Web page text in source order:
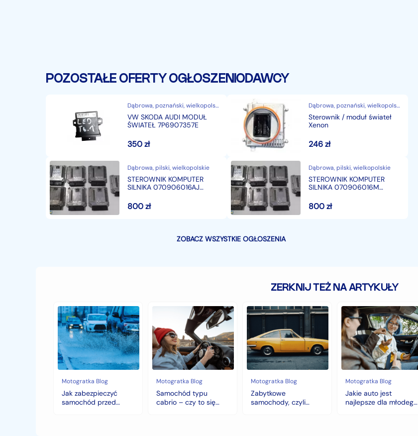
POZOSTAŁE OFERTY OGŁOSZENIODAWCY
Dąbrowa, poznański, wielkopolskie
VW SKODA AUDI MODUŁ
ŚWIATEŁ 7P6907357E
350zł
Dąbrowa, poznański, wielkopolskie
Sterownik / moduł świateł
Xenon
246zł
Dąbrowa, pilski, wielkopolskie
STEROWNIK KOMPUTER
SILNIKA 070906016AJ
800zł
Dąbrowa, pilski, wielkopolskie
STEROWNIK KOMPUTER
SILNIKA 070906016M
800zł
ZOBACZ WSZYSTKIE OGŁOSZENIA
ZERKNIJ TEŻ NA ARTYKUŁY
Jak
zabezpieczyć
samochód
przed
jesiennymi
chłodami
i
deszczem?
Motogratka Blog
Jak zabezpieczyć
samochód przed
Samochód
cabrio
–
czy
to
się
opłaca
w
polskim
klimacie?
Motogratka Blog
Samochód typu
cabrio – czy to się
Zabytkowe
samochody,
czyli
historia
warta
fortunę
Motogratka Blog
Zabytkowe
samochody, czyli
Jakie
auto
jest
najlepsze
dla
młodego
kierowcy?
top
5
modeli
na
pierwszy
Motogratka Blog
Jakie auto jest
najlepsze dla młodego